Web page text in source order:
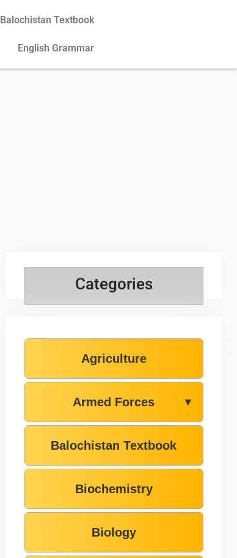
Balochistan Textbook
English Grammar
Categories
Agriculture
Armed Forces ▼
Balochistan Textbook
Biochemistry
Biology